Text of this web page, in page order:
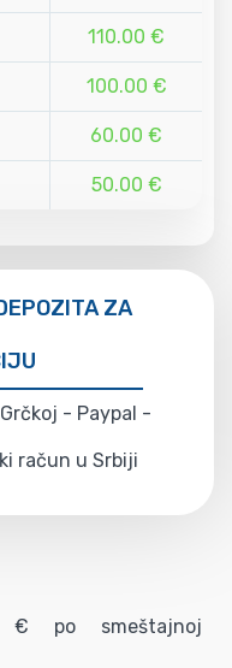
110.00 €
100.00 €
60.00 €
50.00 €
ZA
- Paypal -
račun u Srbiji
po smeštajnoj